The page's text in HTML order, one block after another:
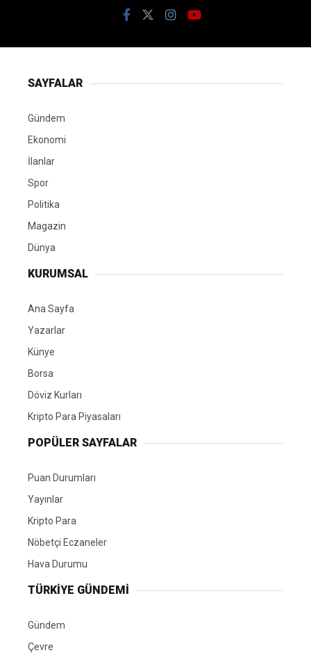
SAYFALAR
Gündem
Ekonomi
İlanlar
Spor
Politika
Magazin
Dünya
KURUMSAL
Ana Sayfa
Yazarlar
Künye
Borsa
Döviz Kurları
Kripto Para Piyasaları
POPÜLER SAYFALAR
Puan Durumları
Yayınlar
Kripto Para
Nöbetçi Eczaneler
Hava Durumu
TÜRKIYE GÜNDEMI
Gündem
Çevre